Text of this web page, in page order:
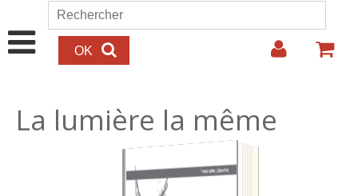
Aller au contenu principal
Formulaire de recherche
Rechercher
La lumière la même
18.00€